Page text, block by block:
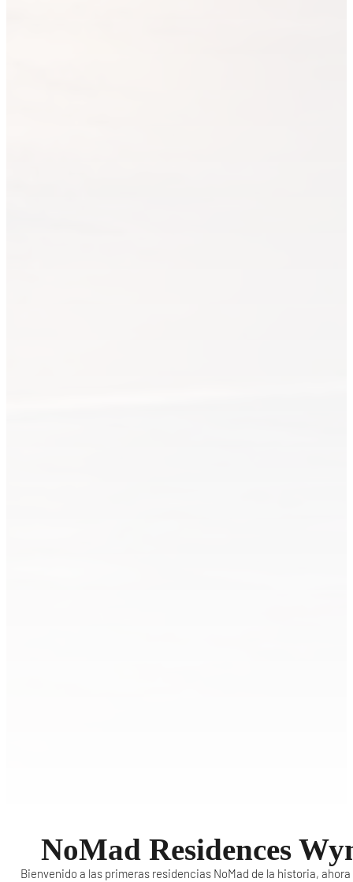
NoMad Residences
Bienvenido a las primeras residencias NoMad de la historia,